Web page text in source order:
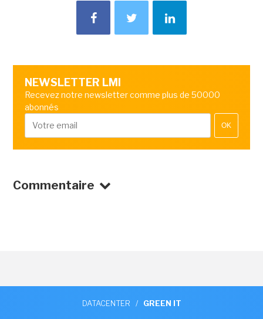
NEWSLETTER LMI
Recevez notre newsletter comme plus de 50000
abonnés
OK
Commentaire
DATACENTER / GREEN IT